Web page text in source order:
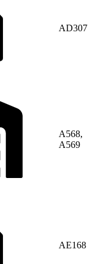
AD307
A568,
A569
AE168